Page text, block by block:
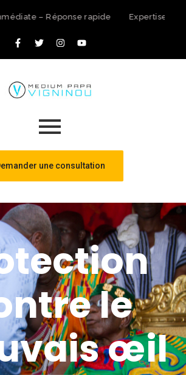
– Réponse rapide Expertise
une consultation
le
œil